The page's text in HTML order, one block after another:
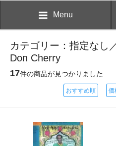
Menu
カテゴリー：指定なし
Don Cherry
17件の商品が見つかりました
おすすめ順 価